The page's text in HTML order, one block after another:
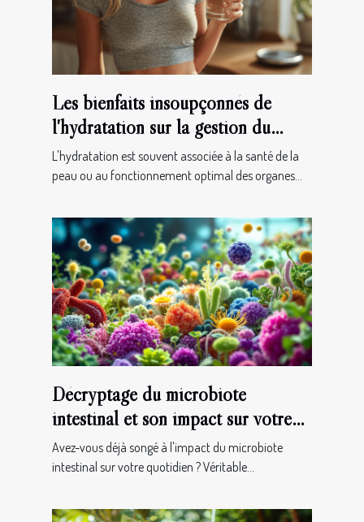
Les bienfaits insoupçonnés de
l'hydratation sur la gestion du
poids
L'hydratation est souvent associée à la santé de la
peau ou au fonctionnement optimal des organes...
Décryptage du microbiote
intestinal et son impact sur votre
bien-être
Avez-vous déjà songé à l'impact du microbiote
intestinal sur votre quotidien ? Véritable...